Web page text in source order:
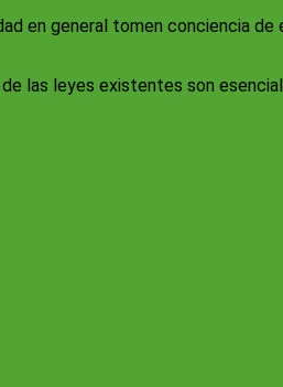
en general tomen conciencia
las leyes existentes son